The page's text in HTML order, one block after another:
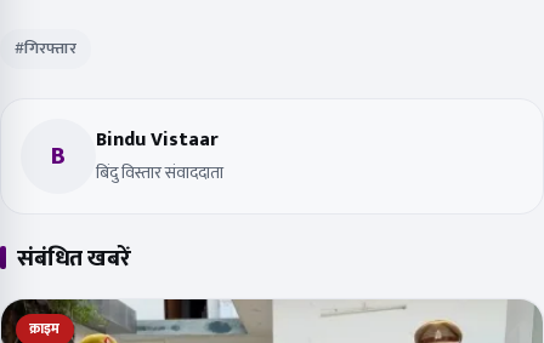
#गिरफ्तार
B Bindu Vistaar
बिंदु विस्तार संवाददाता
संबंधित खबरें
क्राइम